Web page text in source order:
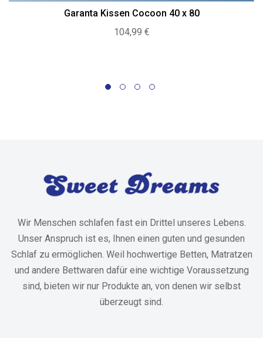
Garanta Kissen Cocoon 40 x 80
104,99 €
Wir Menschen schlafen fast ein Drittel unseres Lebens.
Unser Anspruch ist es, Ihnen einen guten und gesunden
Schlaf zu ermöglichen. Weil hochwertige Betten, Matratzen
und andere Bettwaren dafür eine wichtige Voraussetzung
sind, bieten wir nur Produkte an, von denen wir selbst
überzeugt sind.